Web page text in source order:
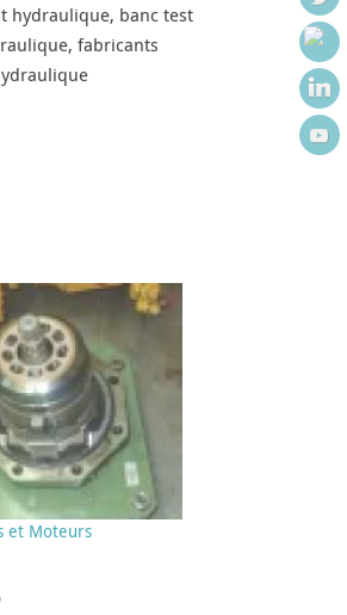
hydraulique, banc test
fabricants
et Moteurs